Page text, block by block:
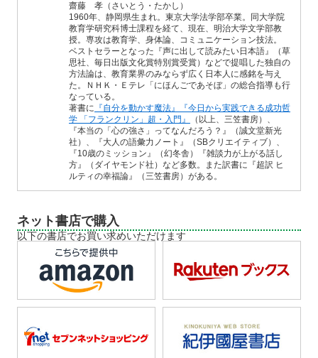
齋藤 孝（さいとう・たかし）
1960年、静岡県生まれ。東京大学法学部卒業。同大学院
教育学研究科博士課程を経て、現在、明治大学文学部教
授。専攻は教育学、身体論、コミュニケーション技法。
ベストセラーとなった『声に出して読みたい日本語』（草
思社、毎日出版文化賞特別賞受賞）などで提唱した独自の
方法論は、教育業界のみならず広く日本人に感銘を与え
た。ＮＨＫ・Ｅテレ「にほんごであそぼ」の総合指導も行
なっている。
著書に 『自分を動かす魔法』
『今日から実践できる成功哲
学 「フランクリン」超・入門』
（以上、三笠書房）、
『本当の「心の強さ」ってなんだろう？』（誠文堂新光
社）、『大人の語彙力ノート』（SBクリエイティブ）、
『10歳のミッション』（幻冬舎）『雑談力が上がる話し
方』（ダイヤモンド社）など多数。また訳書に『超訳 ヒ
ルティの幸福論』（三笠書房）がある。
ネット書店で購入
以下の書店でお買い求めいただけます